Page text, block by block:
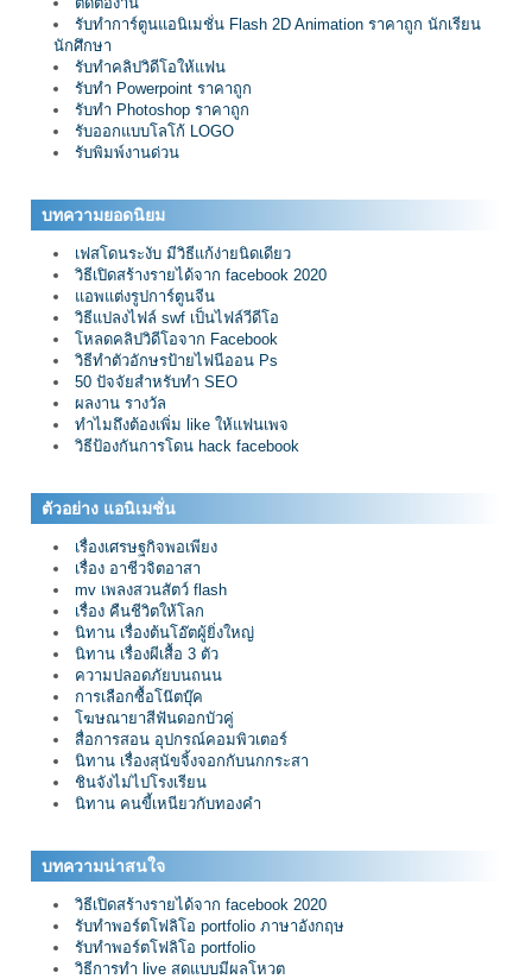
รับทำการ์ตูนแอนิเมชั่น Flash 2D Animation ราคาถูก นักเรียน
นักศึกษา
รับทำคลิปวิดีโอให้แฟน
รับทำ Powerpoint ราคาถูก
รับทำ Photoshop ราคาถูก
รับออกแบบโลโก้ LOGO
รับพิมพ์งานด่วน
บทความยอดนิยม
เฟสโดนระงับ มีวิธีแก้ง่ายนิดเดียว
วิธีเปิดสร้างรายได้จาก facebook 2020
แอพแต่งรูปการ์ตูนจีน
วิธีแปลงไฟล์ swf เป็นไฟล์วีดีโอ
โหลดคลิปวิดีโอจาก Facebook
วิธีทำตัวอักษรป้ายไฟนีออน Ps
50 ปัจจัยสำหรับทำ SEO
ผลงาน รางวัล
ทำไมถึงต้องเพิ่ม like ให้แฟนเพจ
วิธีป้องกันการโดน hack facebook
ตัวอย่าง แอนิเมชั่น
เรื่องเศรษฐกิจพอเพียง
เรื่อง อาชีวจิตอาสา
mv เพลงสวนสัตว์ flash
เรื่อง คืนชีวิตให้โลก
นิทาน เรื่องต้นโอ๊ตผู้ยิ่งใหญ่
นิทาน เรื่องผีเสื้อ 3 ตัว
ความปลอดภัยบนถนน
การเลือกซื้อโน๊ตบุ๊ค
โฆษณายาสีฟันดอกบัวคู่
สื่อการสอน อุปกรณ์คอมพิวเตอร์
นิทาน เรื่องสุนัขจิ้งจอกกับนกกระสา
ชินจังไม่ไปโรงเรียน
นิทาน คนขี้เหนียวกับทองคำ
บทความน่าสนใจ
วิธีเปิดสร้างรายได้จาก facebook 2020
รับทำพอร์ตโฟลิโอ portfolio ภาษาอังกฤษ
รับทำพอร์ตโฟลิโอ portfolio
วิธีการทำ live สดแบบมีผลโหวต